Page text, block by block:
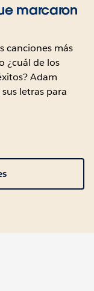
marcaron
canciones más
¿cuál de los
Adam
letras para